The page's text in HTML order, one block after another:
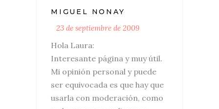
MIGUEL NONAY
23 de septiembre de 2009
Hola Laura:
Interesante página y muy útil.
Mi opinión personal y puede
ser equivocada es que hay que
usarla con moderación, como